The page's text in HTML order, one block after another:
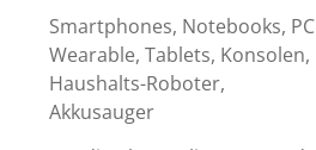
Smartphones, Notebooks,
Wearable, Tablets, Konsolen,
Haushalts-Roboter,
Akkusauger